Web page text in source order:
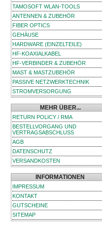
TAMOSOFT WLAN-TOOLS
ANTENNEN & ZUBEHÖR
FIBER OPTICS
GEHÄUSE
HARDWARE (EINZELTEILE)
HF-KOAXIALKABEL
HF-VERBINDER & ZUBEHÖR
MAST & MASTZUBEHÖR
PASSIVE NETZWERKTECHNIK
STROMVERSORGUNG
MEHR ÜBER...
RETURN POLICY / RMA
BESTELLVORGANG UND
VERTRAGSABSCHLUSS
AGB
DATENSCHUTZ
VERSANDKOSTEN
INFORMATIONEN
IMPRESSUM
KONTAKT
GUTSCHEINE
SITEMAP